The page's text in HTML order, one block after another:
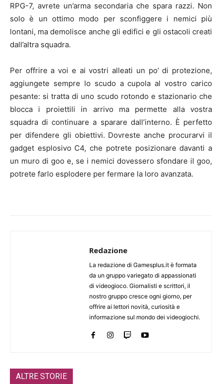
RPG-7, avrete un’arma secondaria che spara razzi. Non
solo è un ottimo modo per sconfiggere i nemici più
lontani, ma demolisce anche gli edifici e gli ostacoli creati
dall’altra squadra.
Per offrire a voi e ai vostri alleati un po’ di protezione,
aggiungete sempre lo scudo a cupola al vostro carico
pesante: si tratta di uno scudo rotondo e stazionario che
blocca i proiettili in arrivo ma permette alla vostra
squadra di continuare a sparare dall’interno. È perfetto
per difendere gli obiettivi. Dovreste anche procurarvi il
gadget esplosivo C4, che potrete posizionare davanti a
un muro di goo e, se i nemici dovessero sfondare il goo,
potrete farlo esplodere per fermare la loro avanzata.
Redazione
La redazione di Gamesplus.it è formata
da un gruppo variegato di appassionati
di videogioco. Giornalisti e scrittori, il
nostro gruppo cresce ogni giorno, per
offrire ai lettori novità, curiosità e
informazione sul mondo dei videogiochi.
ALTRE STORIE